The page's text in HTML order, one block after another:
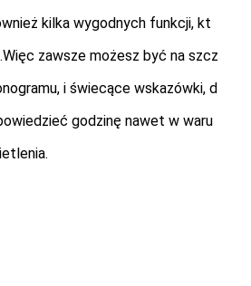
kilka wygodnych funkcji, kt
zawsze możesz być na szcz
i świecące wskazówki, d
godzinę nawet w waru